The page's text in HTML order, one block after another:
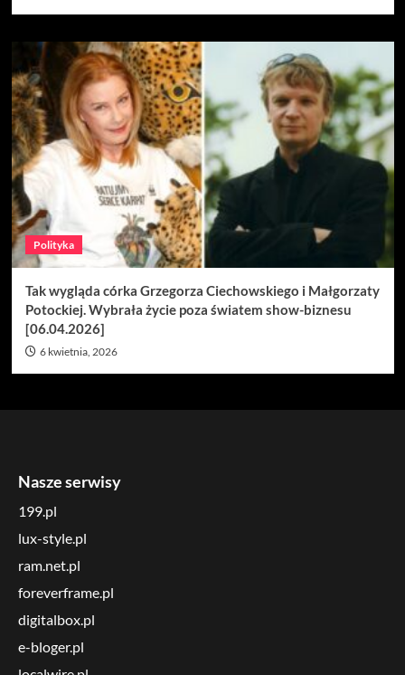
Polityka
Tak wygląda córka Grzegorza Ciechowskiego i Małgorzaty
Potockiej. Wybrała życie poza światem show-biznesu
[06.04.2026]
6 kwietnia, 2026
Nasze serwisy
199.pl
lux-style.pl
ram.net.pl
foreverframe.pl
digitalbox.pl
e-bloger.pl